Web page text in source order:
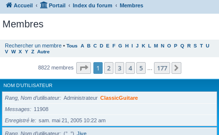
Accueil Portail Index du forum Membres
Membres
Rechercher un membre • Tous A B C D E F G H I J K L M N O P Q R S T U
V W X Y Z Autre
8822 membres Page 1sur177
1 2 3 4 5 177
NOM D’UTILISATEUR
Rang, Nom d’utilisateur Administrateur ClassicGuitare
Messages
11908
Enregistré le
sam. mai 21, 2005 10:22 am
Rang, Nom d’utilisateur (°_°) Jive